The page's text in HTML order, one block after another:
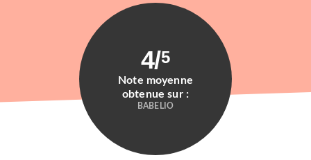
4/5
Note moyenne
obtenue sur :
BABELIO